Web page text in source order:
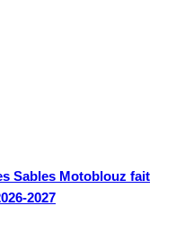
Sables Motoblouz fait
2027